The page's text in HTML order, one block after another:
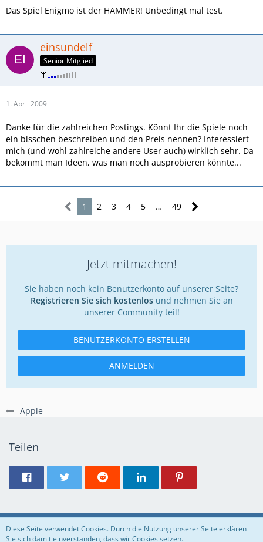
Apple
Das Spiel Enigmo ist der HAMMER! Unbedingt mal test.
einsundelf
Senior Mitglied
1. April 2009
Danke für die zahlreichen Postings. Könnt Ihr die Spiele noch
ein bisschen beschreiben und den Preis nennen? Interessiert
mich (und wohl zahlreiche andere User auch) wirklich sehr. Da
bekommt man Ideen, was man noch ausprobieren könnte...
1 2 3 4 5 … 49
Jetzt mitmachen!
Sie haben noch kein Benutzerkonto auf unserer Seite?
Registrieren Sie sich kostenlosund nehmen Sie an
unserer Community teil!
BENUTZERKONTO ERSTELLEN
ANMELDEN
Teilen
Regeln Datenschutzerklärung Impressum
Diese Seite verwendet Cookies. Durch die Nutzung unserer Seite erklären
Sie sich damit einverstanden, dass wir Cookies setzen.